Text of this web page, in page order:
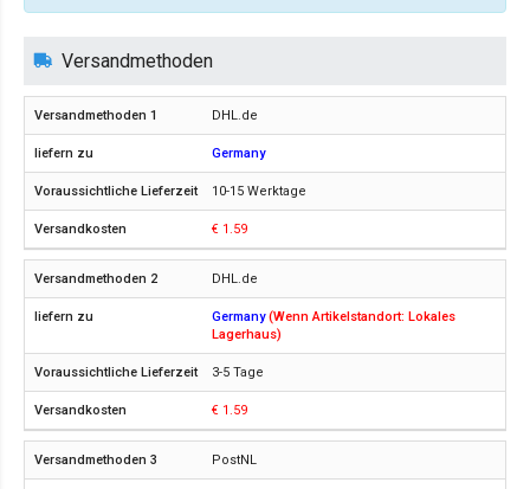
Versandmethoden
DHL.de
Germany
10-15 Werktage
€ 1.59
DHL.de
Germany(Wenn Artikelstandort: Lokales
Lagerhaus)
3-5 Tage
€ 1.59
PostNL